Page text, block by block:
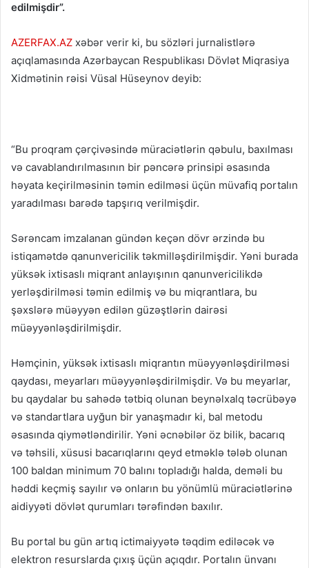
edilmişdir”.
AZERFAX.AZ xəbər verir ki, bu sözləri jurnalistlərə
açıqlamasında Azərbaycan Respublikası Dövlət Miqrasiya
Xidmətinin rəisi Vüsal Hüseynov deyib:
“Bu proqram çərçivəsində müraciətlərin qəbulu, baxılması
və cavablandırılmasının bir pəncərə prinsipi əsasında
həyata keçirilməsinin təmin edilməsi üçün müvafiq portalın
yaradılması barədə tapşırıq verilmişdir.
Sərəncam imzalanan gündən keçən dövr ərzində bu
istiqamətdə qanunvericilik təkmilləşdirilmişdir. Yəni burada
yüksək ixtisaslı miqrant anlayışının qanunvericilikdə
yerləşdirilməsi təmin edilmiş və bu miqrantlara, bu
şəxslərə müəyyən edilən güzəştlərin dairəsi
müəyyənləşdirilmişdir.
Həmçinin, yüksək ixtisaslı miqrantın müəyyənləşdirilməsi
qaydası, meyarları müəyyənləşdirilmişdir. Və bu meyarlar,
bu qaydalar bu sahədə tətbiq olunan beynəlxalq təcrübəyə
və standartlara uyğun bir yanaşmadır ki, bal metodu
əsasında qiymətləndirilir. Yəni əcnəbilər öz bilik, bacarıq
və təhsili, xüsusi bacarıqlarını qeyd etməklə tələb olunan
100 baldan minimum 70 balını topladığı halda, deməli bu
həddi keçmiş sayılır və onların bu yönümlü müraciətlərinə
aidiyyəti dövlət qurumları tərəfindən baxılır.
Bu portal bu gün artıq ictimaiyyətə təqdim ediləcək və
elektron resurslarda çıxış üçün açıqdır. Portalın ünvanı